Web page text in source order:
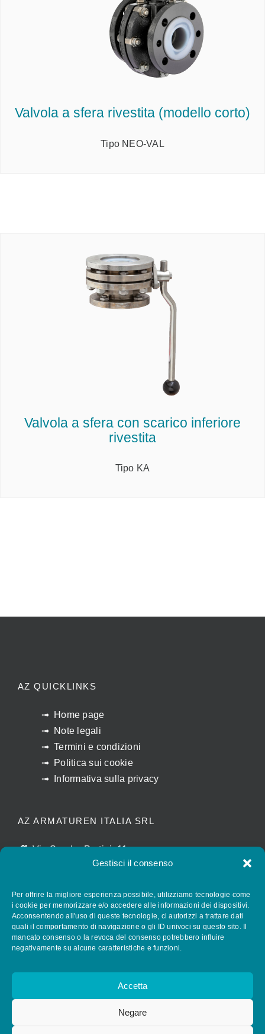
Gestisci il consenso
Per offrire la migliore esperienza possibile, utilizziamo tecnologie come
i cookie per memorizzare e/o accedere alle informazioni dei dispositivi.
Acconsentendo all'uso di queste tecnologie, ci autorizzi a trattare dati
quali il comportamento di navigazione o gli ID univoci su questo sito. Il
mancato consenso o la revoca del consenso potrebbero influire
negativamente su alcune caratteristiche e funzioni.
Accetta
Negare
Valvola a sfera rivestita (modello corto)
Tipo NEO-VAL
Valvola a sfera con scarico inferiore
rivestita
Tipo KA
AZ QUICKLINKS
Home page
Note legali
Termini e condizioni
Politica sui cookie
Informativa sulla privacy
AZ ARMATUREN ITALIA SRL
Via Sandro Pertini, 11
I-28010 CALTIGNAGA (NO)
+39 (0) 321 652028
FOLLOW AZ ARMATUREN